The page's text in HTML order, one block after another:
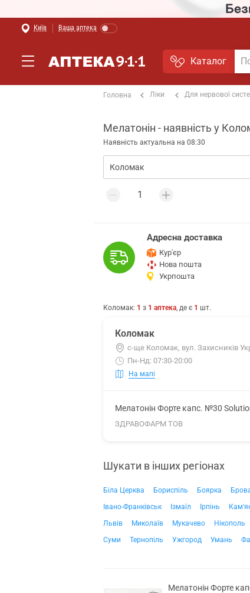
Київ Ваша аптека
Каталог
Головна Ліки Для нервової
Мелатонін - наявність у
Наявність актуальна на 08:30
Адресна доставка
Кур'єр
Нова пошта
Укрпошта
Коломак: 1 з 1 аптека, де є 1 шт.
Коломак
с-ще Коломак, вул. Захисників
Пн-Нд: 07:30-20:00
На мапі
Мелатонін Форте капс. №30
ЗДРАВОФАРМ ТОВ
Шукати в інших регіонах
Біла Церква Бориспіль Боярка
Івано-Франківськ
Ізмаїл Ірпінь
Львів
Миколаїв Мукачево Нікополь
Суми
Тернопіль Ужгород Умань
Мелатонін Форте